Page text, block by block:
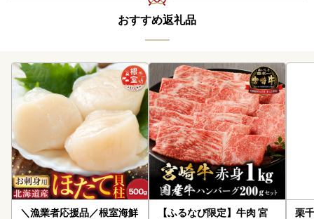
おすすめ返礼品
＼漁業者応援品／根室海鮮
【ふるなび限定】牛肉 宮
栗